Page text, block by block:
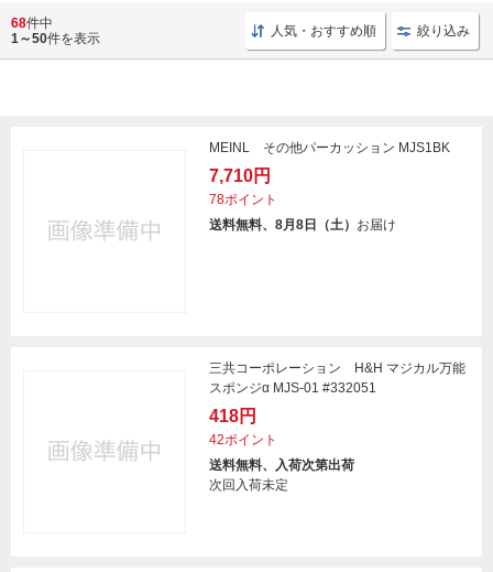
マグボトル キッチン用品 タイガー マグボトル タイ
68件中
1～50件を表示 人気・おすすめ順 絞り込み
MEINL その他パーカッション MJS1BK
7,710円
78ポイント
送料無料、8月8日（土） お届け
三共コーポレーション H&H マジカル万能
スポンジα MJS-01 #332051
418円
42ポイント
送料無料、入荷次第出荷
次回入荷未定